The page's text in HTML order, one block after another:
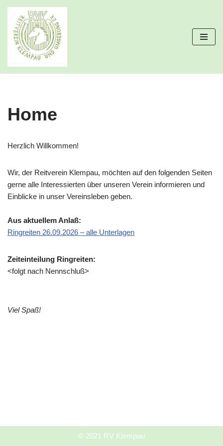
Zum
Inhalt
springen
Home
Herzlich Willkommen!
Wir, der Reitverein Klempau, möchten auf den folgenden Seiten
gerne alle Interessierten über unseren Verein informieren und
Einblicke in unser Vereinsleben geben.
Aus aktuellem Anlaß:
Ringreiten 26.09.2026 – alle Unterlagen
Zeiteinteilung Ringreiten:
<folgt nach Nennschluß>
Viel Spaß!
© 2021 RV Klempau